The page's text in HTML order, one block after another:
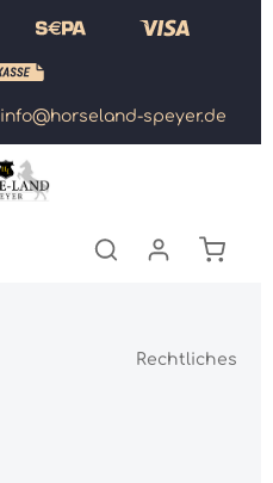
info@horseland-speyer.de
Rechtliches